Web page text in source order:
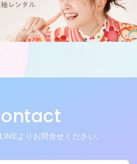
よりお問合せください。